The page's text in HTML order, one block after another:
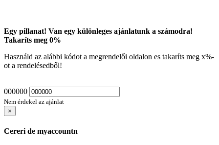
Egy pillanat! Van egy különleges ajánlatunk a számodra!
Takaríts meg 0%
Használd az alábbi kódot a megrendelői oldalon es takaríts meg x%-
ot a rendelésedből!
000000
Nem érdekel az ajánlat
×
Cereri de myaccountn